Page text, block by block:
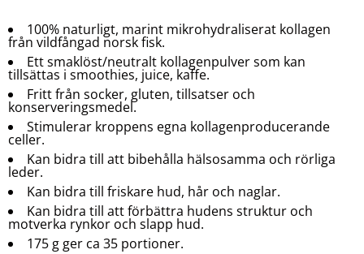
100% naturligt, marint mikrohydraliserat kollagen
från vildfångad norsk fisk.
Ett smaklöst/neutralt kollagenpulver som kan
tillsättas i smoothies, juice, kaffe.
Fritt från socker, gluten, tillsatser och
konserveringsmedel.
Stimulerar kroppens egna kollagenproducerande
celler.
Kan bidra till att bibehålla hälsosamma och rörliga
leder.
Kan bidra till friskare hud, hår och naglar.
Kan bidra till att förbättra hudens struktur och
motverka rynkor och slapp hud.
175 g ger ca 35 portioner.